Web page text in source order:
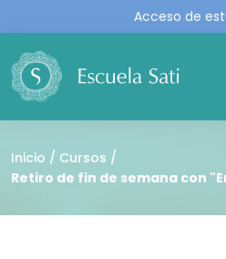
Acceso de
Inicio
Cursos
Retiro de fin de semana con